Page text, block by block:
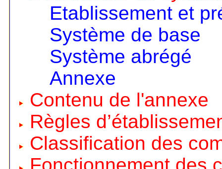
Etablissement et
Système de base
Système abrégé
Annexe
Contenu de l'annexe
Règles
Classification des